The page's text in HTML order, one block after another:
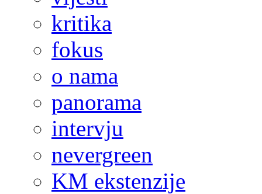
kritika
fokus
o nama
panorama
intervju
nevergreen
KM ekstenzije